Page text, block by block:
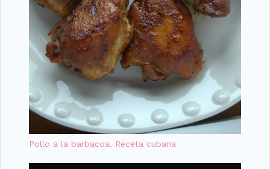
Pollo a la barbacoa. Receta cubana